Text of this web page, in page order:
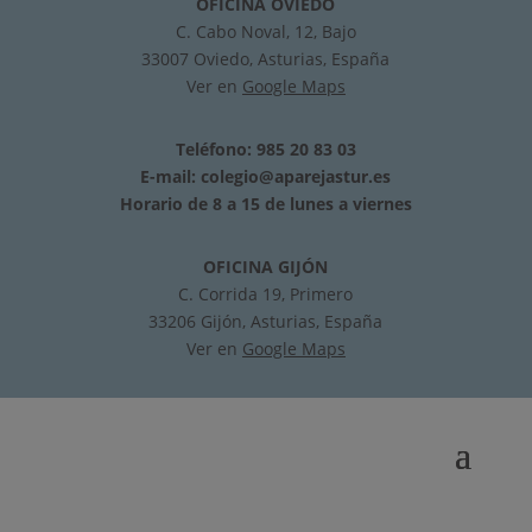
C. Cabo Noval, 12, Bajo
33007 Oviedo, Asturias, España
Ver en Google Maps
Teléfono: 985 20 83 03
E-mail: colegio@aparejastur.es
Horario de 8 a 15 de lunes a viernes
OFICINA GIJÓN
C. Corrida 19, Primero
33206 Gijón, Asturias, España
Ver en Google Maps